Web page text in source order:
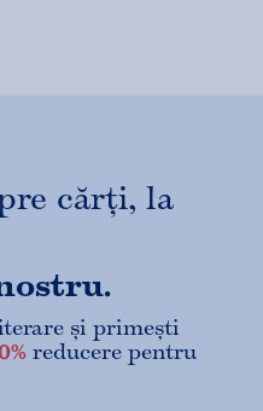
cărți, la
și primești
reducere pentru